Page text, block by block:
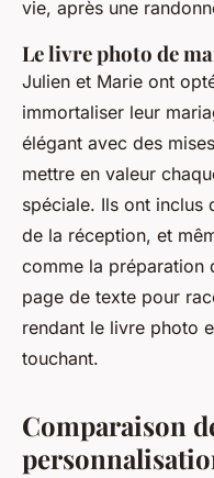
vie, après une
Le livre photo de
Julien et Marie ont
immortaliser leur
élégant avec des
mettre en valeur
spéciale. Ils ont inclus
de la réception, et
comme la préparation
page de texte pour
rendant le livre photo
touchant.
Comparaison